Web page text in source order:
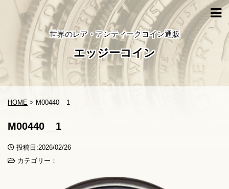
世界のレア・アンティークコイン通販
エッジーコイン
HOME > M00440__1
M00440__1
投稿日:2026/02/26
カテゴリー：